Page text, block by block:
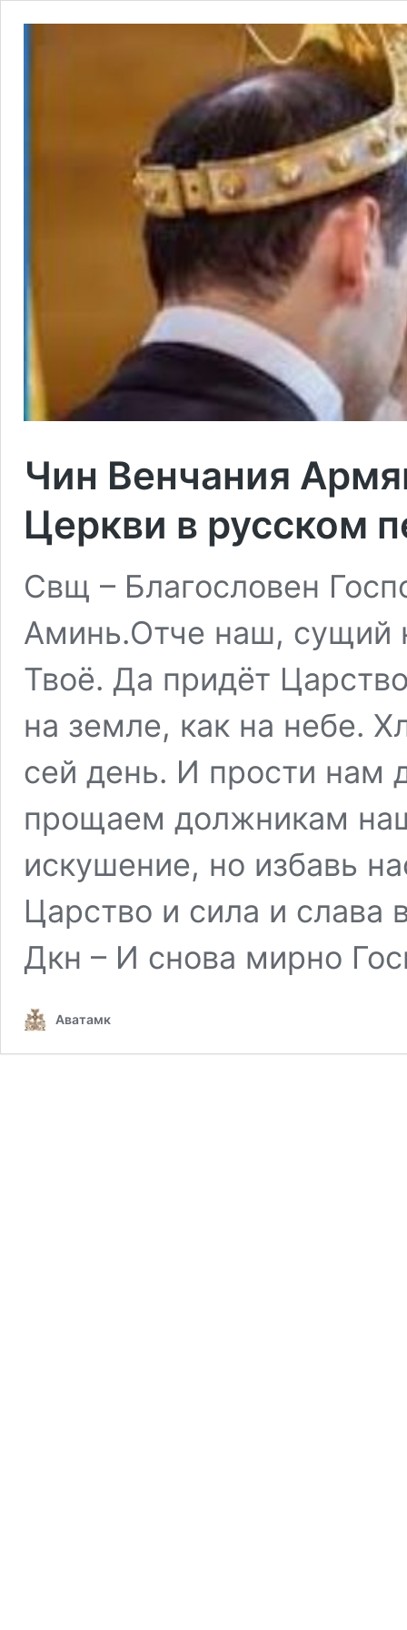
Чин Венчания
Церкви в русском
Свщ – Благословен
Аминь.Отче наш, сущий
Твоё. Да придёт
на земле, как на небе.
сей день. И прости нам
прощаем должникам
искушение, но избавь
Царство и сила и слава
Дкн – И снова мирно
Аватамк